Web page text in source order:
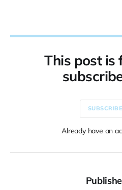
This post is
Already have an